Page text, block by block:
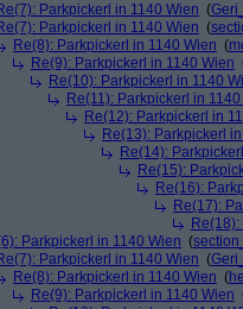
Parkpickerl in 1140 Wien (
Parkpickerl in 1140 Wien (
Re(8): Parkpickerl in 1140 Wien (
Re(9): Parkpickerl in 1140 Wien
Re(10): Parkpickerl in 1140
Re(11): Parkpickerl in
Re(12): Parkpickerl in
Re(13): Parkpickerl
Re(14):
Re(15):
Re(16):
Re(17):
Parkpickerl in 1140 Wien (
Parkpickerl in 1140 Wien (
Re(8): Parkpickerl in 1140 Wien (
Re(9): Parkpickerl in 1140 Wien